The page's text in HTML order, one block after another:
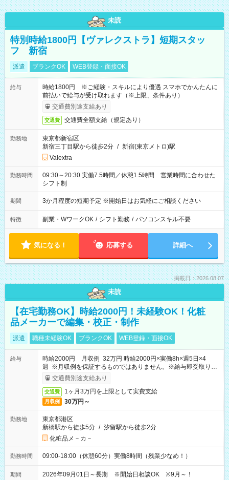
未読
特別時給1800円【ヴァレクストラ】短期スタッ
フ 新宿
派遣 ブランクOK WEB登録・面接OK
給与
時給1800円 ※ご経験・スキルにより優遇 スマホでかんたんに
前払いで給与が受け取れます（※上限、条件あり）
交通費別途支給あり
交通費 交通費全額支給（規定あり）
勤務地
東京都新宿区
新宿三丁目駅から徒歩2分 / 新宿(東京メトロ)駅
Valextra
勤務時間
09:30～20:30 実働7.5時間／休憩1.5時間 営業時間に合わせた
シフト制
期間 3か月程度の短期予定 ※開始日はお気軽にご相談ください
特徴 副業・WワークOK / シフト勤務 / パソコンスキル不要
気になる！ 応募する 詳細へ
掲載日：2026.08.07
未読
【在宅勤務OK】時給2000円！未経験OK！化粧
品メーカーで編集・校正・制作
派遣 職種未経験OK ブランクOK WEB登録・面接OK
給与
時給2000円 月収例 32万円 時給2000円×実働8h×週5日×4
週 ※月収例を保証するものではありません。※給与即受取りサ
ービス利用可（利用条件有）
交通費別途支給あり
交通費 1ヶ月3万円を上限として実費支給
月収例 30万円～
勤務地
東京都港区
新橋駅から徒歩5分 / 汐留駅から徒歩2分
化粧品メ－カ－
勤務時間 09:00-18:00（休憩60分）実働8時間（残業少なめ！）
期間 2026年09月01日～長期 ※開始日相談OK ※9月～！